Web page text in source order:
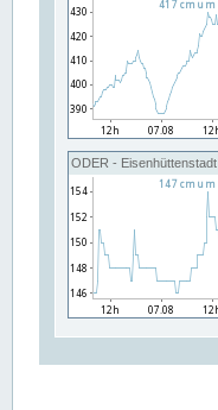
ODER - Eisenhüttenstadt